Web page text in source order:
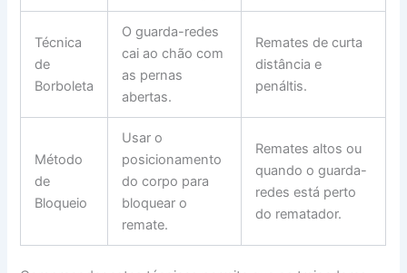
Técnica
de
Borboleta
O guarda-redes
cai ao chão com
as pernas
abertas.
Remates de curta
distância e
penáltis.
Método
de
Bloqueio
Usar o
posicionamento
do corpo para
bloquear o
remate.
Remates altos ou
quando o guarda-
redes está perto
do rematador.